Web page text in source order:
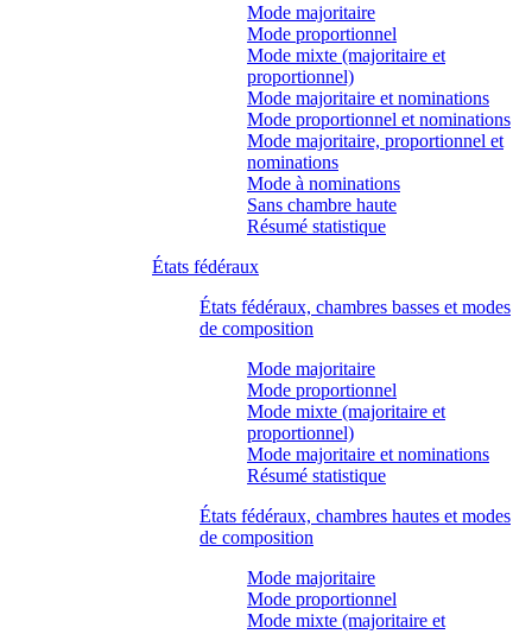
Mode majoritaire
Mode proportionnel
Mode mixte (majoritaire et
proportionnel)
Mode majoritaire et nominations
Mode proportionnel et nominations
Mode majoritaire, proportionnel et
nominations
Mode à nominations
Sans chambre haute
Résumé statistique
États fédéraux
États fédéraux, chambres basses et modes
de composition
Mode majoritaire
Mode proportionnel
Mode mixte (majoritaire et
proportionnel)
Mode majoritaire et nominations
Résumé statistique
États fédéraux, chambres hautes et modes
de composition
Mode majoritaire
Mode proportionnel
Mode mixte (majoritaire et